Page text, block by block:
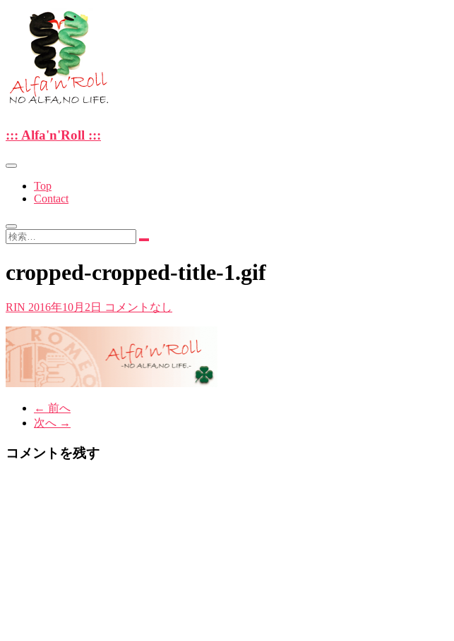
content
::: Alfa'n'Roll :::
::: Alfa'n'Roll :::
Top
Contact
検
cropped-cropped-title-1.gif
RIN 2016年10月2日 コメントなし
← 前へ
次へ →
コメントを残す